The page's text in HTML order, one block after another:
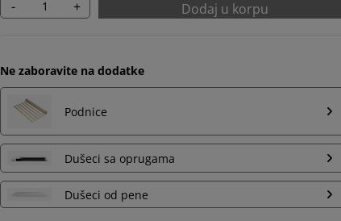
- + Dodaj u korpu
Ne zaboravite na dodatke
Podnice
Dušeci sa oprugama
Dušeci od pene